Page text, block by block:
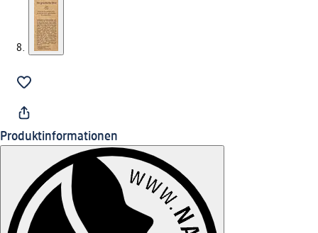
Produktinformationen